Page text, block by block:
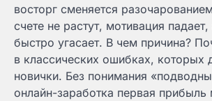
восторг сменяется
счете не растут, мотивация падает,
быстро угасает. В чем причина?
в классических ошибках, которых
новички. Без понимания
онлайн-заработка первая прибыль